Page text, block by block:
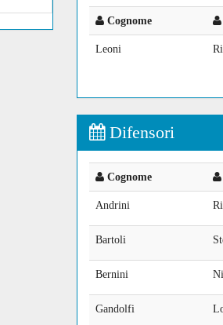
Cognome
Leoni
Difensori
Cognome
Andrini
Bartoli
Bernini
Gandolfi